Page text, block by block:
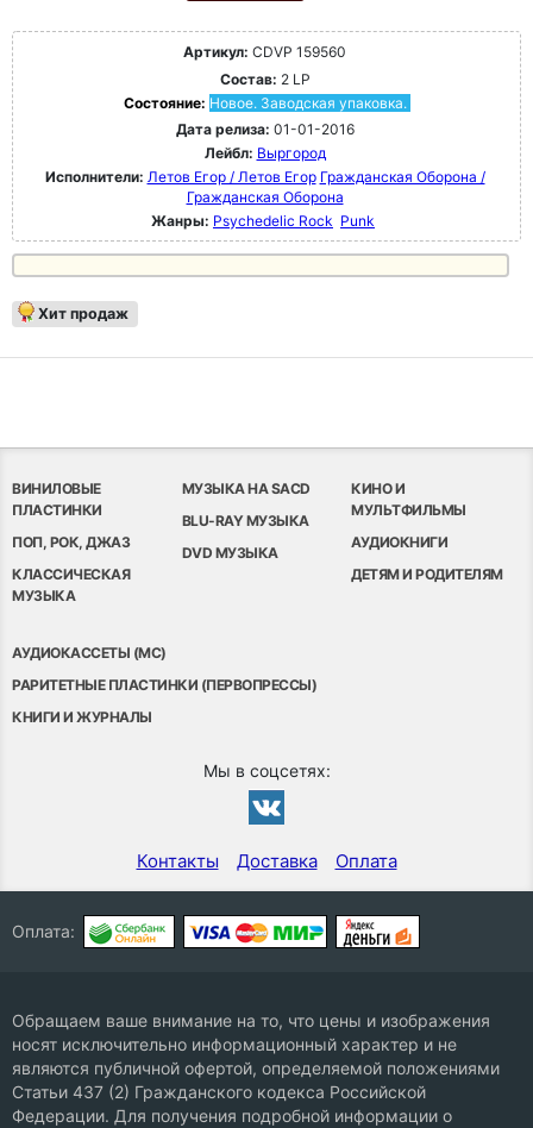
Артикул: CDVP 159560
Состав: 2 LP
Состояние: Новое. Заводская упаковка.
Дата релиза: 01-01-2016
Лейбл: Выргород
Исполнители: Летов Егор / Летов Егор Гражданская Оборона /
Гражданская Оборона
Жанры: Psychedelic Rock Punk
Хит продаж
ВИНИЛОВЫЕ
ПЛАСТИНКИ
ПОП, РОК, ДЖАЗ
КЛАССИЧЕСКАЯ
МУЗЫКА
МУЗЫКА НА SACD
BLU-RAY МУЗЫКА
DVD МУЗЫКА
КИНО И
МУЛЬТФИЛЬМЫ
АУДИОКНИГИ
ДЕТЯМ И РОДИТЕЛЯМ
АУДИОКАССЕТЫ (MC)
РАРИТЕТНЫЕ ПЛАСТИНКИ (ПЕРВОПРЕССЫ)
КНИГИ И ЖУРНАЛЫ
Мы в соцсетях:
Контакты Доставка Оплата
Оплата:
Обращаем ваше внимание на то, что цены и изображения
носят исключительно информационный характер и не
являются публичной офертой, определяемой положениями
Статьи 437 (2) Гражданского кодекса Российской
Федерации. Для получения подробной информации о